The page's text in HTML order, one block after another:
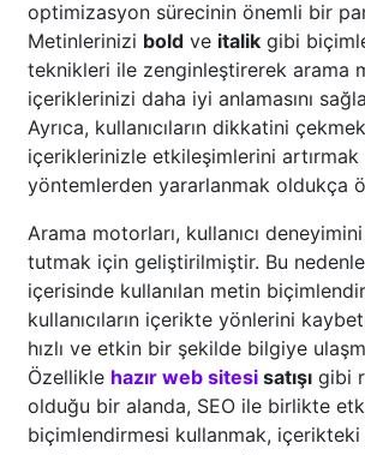
optimizasyon sürecinin önemli bir
Metinlerinizi bold ve italik gibi
teknikleri ile zenginleştirerek arama
içeriklerinizi daha iyi anlamasını
Ayrıca, kullanıcıların dikkatini
içeriklerinizle etkileşimlerini artırmak
yöntemlerden yararlanmak oldukça
Arama motorları, kullanıcı
tutmak için geliştirilmiştir. Bu
içerisinde kullanılan metin
kullanıcıların içerikte yönlerini
hızlı ve etkin bir şekilde bilgiye
Özellikle hazır web sitesi satışı gibi
olduğu bir alanda, SEO ile birlikte
biçimlendirmesi kullanmak, içerikteki